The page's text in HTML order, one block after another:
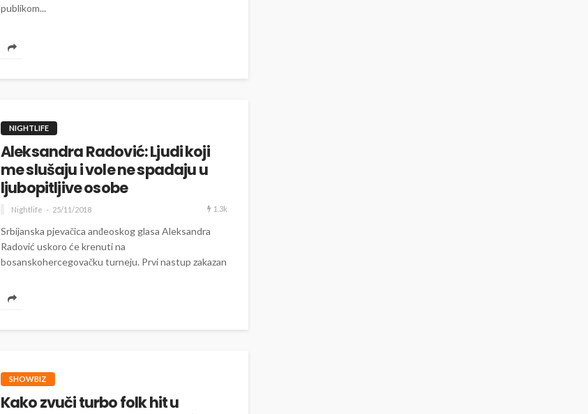
publikom...
NIGHTLIFE
Aleksandra Radović: Ljudi koji
me slušaju i vole ne spadaju u
ljubopitljive osobe
Nightlife 25/11/2018 1.3k
Srbijanska pjevačica anđeoskog glasa Aleksandra
Radović uskoro će krenuti na
bosanskohercegovačku turneju. Prvi nastup zakazan
SHOWBIZ
Kako zvuči turbo folk hit u